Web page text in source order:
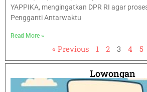
YAPPIKA, mengingatkan DPR RI agar
Pengganti Antarwaktu
Read More »
« Previous 1 2 3 4 5
Lowongan